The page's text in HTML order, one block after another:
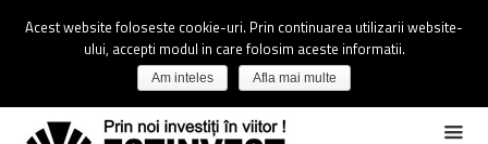
Acest website foloseste cookie-uri. Prin continuarea utilizarii website-
ului, accepti modul in care folosim aceste informatii.
Am inteles Afla mai multe